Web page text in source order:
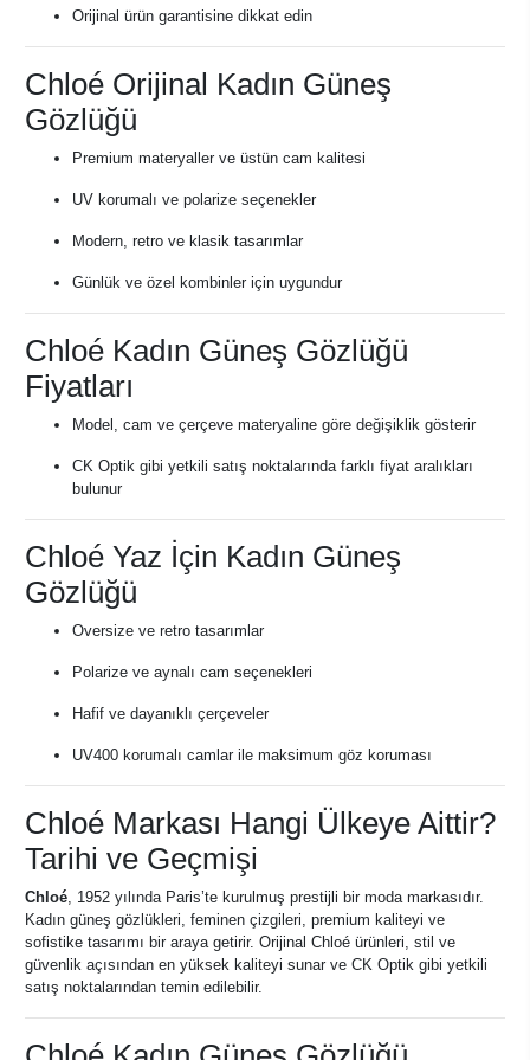
Orijinal ürün garantisine dikkat edin
Chloé Orijinal Kadın Güneş
Gözlüğü
Premium materyaller ve üstün cam kalitesi
UV korumalı ve polarize seçenekler
Modern, retro ve klasik tasarımlar
Günlük ve özel kombinler için uygundur
Chloé Kadın Güneş Gözlüğü
Fiyatları
Model, cam ve çerçeve materyaline göre değişiklik gösterir
CK Optik gibi yetkili satış noktalarında farklı fiyat aralıkları
bulunur
Chloé Yaz İçin Kadın Güneş
Gözlüğü
Oversize ve retro tasarımlar
Polarize ve aynalı cam seçenekleri
Hafif ve dayanıklı çerçeveler
UV400 korumalı camlar ile maksimum göz koruması
Chloé Markası Hangi Ülkeye Aittir?
Tarihi ve Geçmişi
Chloé, 1952 yılında Paris’te kurulmuş prestijli bir moda markasıdır.
Kadın güneş gözlükleri, feminen çizgileri, premium kaliteyi ve
sofistike tasarımı bir araya getirir. Orijinal Chloé ürünleri, stil ve
güvenlik açısından en yüksek kaliteyi sunar ve CK Optik gibi yetkili
satış noktalarından temin edilebilir.